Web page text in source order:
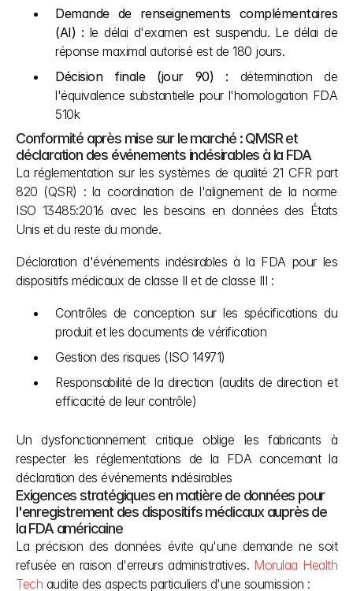
Demande de renseignements complémentaires
(AI) : le délai d'examen est suspendu. Le délai de
réponse maximal autorisé est de 180 jours.
Décision finale (jour 90) : détermination de
l'équivalence substantielle pour l'homologation FDA
510k
Conformité après mise sur le marché : QMSR et
déclaration des événements indésirables à la FDA
La réglementation sur les systèmes de qualité 21 CFR part
820 (QSR) : la coordination de l'alignement de la norme
ISO 13485:2016 avec les besoins en données des États
Unis et du reste du monde.
Déclaration d'événements indésirables à la FDA pour les
dispositifs médicaux de classe II et de classe III :
Contrôles de conception sur les spécifications du
produit et les documents de vérification
Gestion des risques (ISO 14971)
Responsabilité de la direction (audits de direction et
efficacité de leur contrôle)
Un dysfonctionnement critique oblige les fabricants à
respecter les réglementations de la FDA concernant la
déclaration des événements indésirables
Exigences stratégiques en matière de données pour
l'enregistrement des dispositifs médicaux auprès de
la FDA américaine
La précision des données évite qu'une demande ne soit
refusée en raison d'erreurs administratives. Morulaa Health
Tech audite des aspects particuliers d'une soumission :